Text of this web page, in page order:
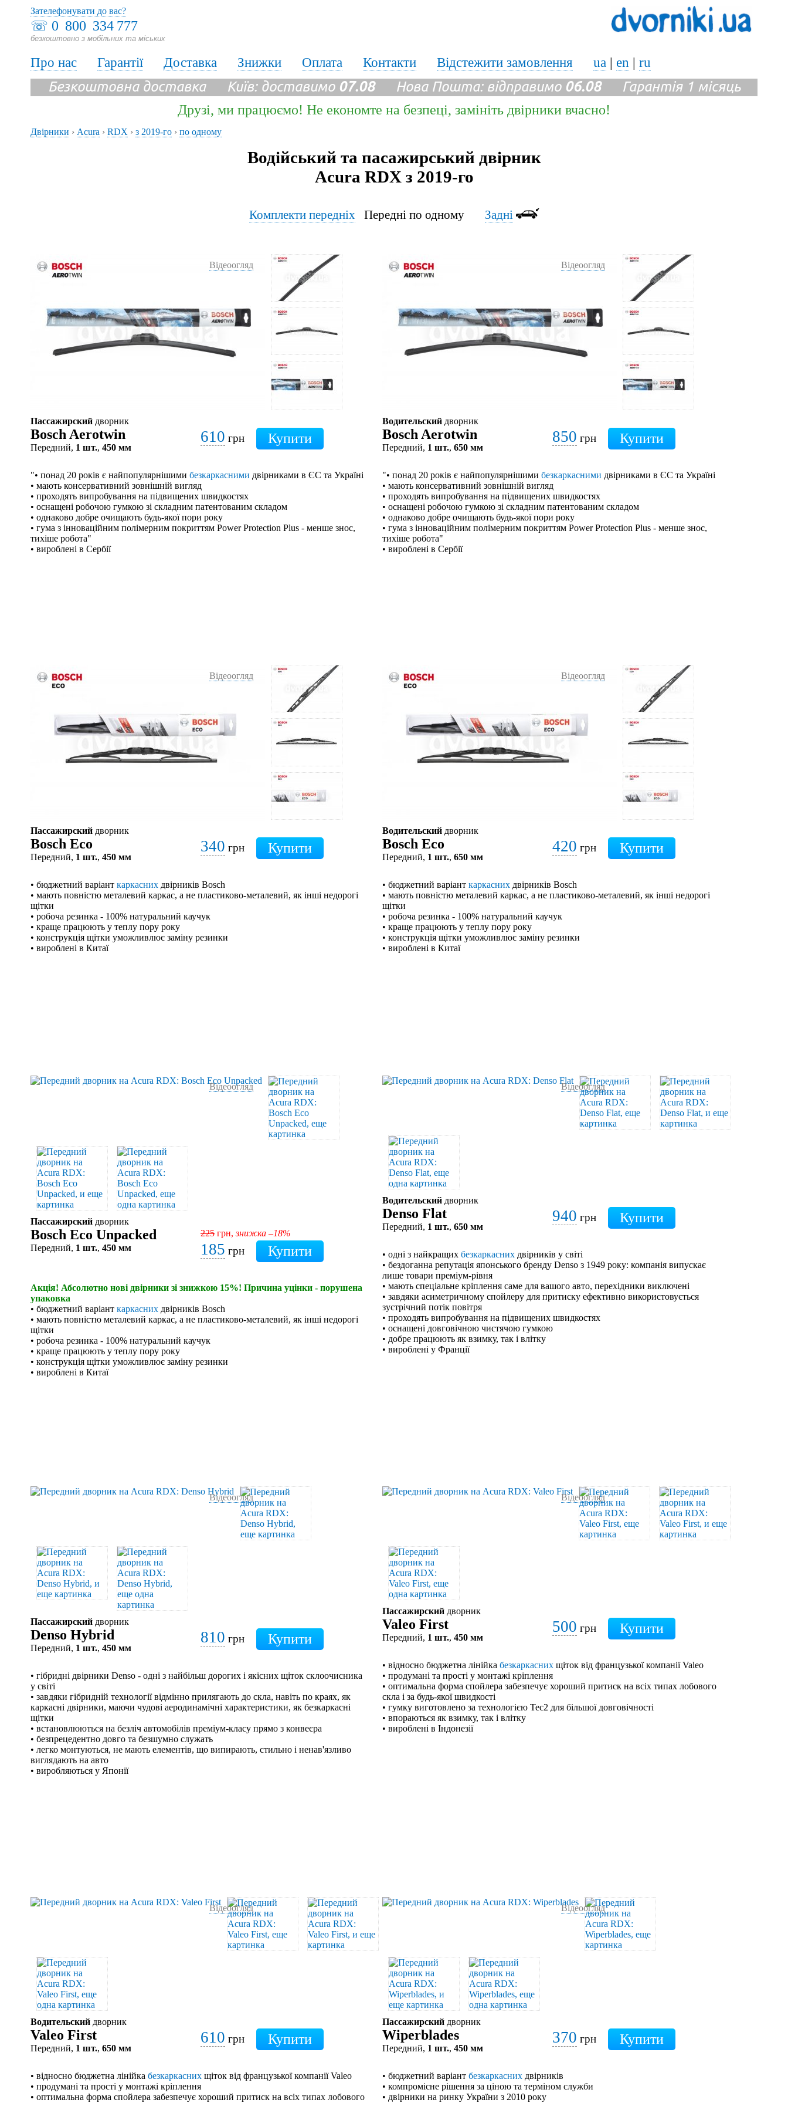
☏ 0 800 334 777
безкоштовно з мобільних та міських
Зателефонувати до вас?
Про нас Гарантії Доставка Знижки Оплата Контакти Відстежити замовлення ua | en | ru
Безкоштовна доставка Київ: доставимо 07.08Нова Пошта: відправимо 06.08Гарантія 1 місяць
Друзі, ми працюємо! Не економте на безпеці, замініть двірники вчасно!
Двірники › Acura › RDX › з 2019-го › по одному
Водійський та пасажирський двірник
Acura RDX з 2019-го
Комплекти передніхПередні по одному Задні
Відеоогляд
Пассажирский дворник
Bosch Aerotwin
Передний, 1 шт., 450 мм
610 грн
"• понад 20 років є найпопулярнішими безкаркасними двірниками в ЄС та Україні
• мають консервативний зовнішній вигляд
• проходять випробування на підвищених швидкостях
• оснащені робочою гумкою зі складним патентованим складом
• однаково добре очищають будь-якої пори року
• гума з інноваційним полімерним покриттям Power Protection Plus - менше знос,
тихіше робота"
• вироблені в Сербії
Відеоогляд
Водительский дворник
Bosch Aerotwin
Передний, 1 шт., 650 мм
850 грн
"• понад 20 років є найпопулярнішими безкаркасними двірниками в ЄС та Україні
• мають консервативний зовнішній вигляд
• проходять випробування на підвищених швидкостях
• оснащені робочою гумкою зі складним патентованим складом
• однаково добре очищають будь-якої пори року
• гума з інноваційним полімерним покриттям Power Protection Plus - менше знос,
тихіше робота"
• вироблені в Сербії
Відеоогляд
Пассажирский дворник
Bosch Eco
Передний, 1 шт., 450 мм
340 грн
• бюджетний варіант каркасних двірників Bosch
• мають повністю металевий каркас, а не пластиково-металевий, як інші недорогі
щітки
• робоча резинка - 100% натуральний каучук
• краще працюють у теплу пору року
• конструкція щітки уможливлює заміну резинки
• вироблені в Китаї
Відеоогляд
Водительский дворник
Bosch Eco
Передний, 1 шт., 650 мм
420 грн
• бюджетний варіант каркасних двірників Bosch
• мають повністю металевий каркас, а не пластиково-металевий, як інші недорогі
щітки
• робоча резинка - 100% натуральний каучук
• краще працюють у теплу пору року
• конструкція щітки уможливлює заміну резинки
• вироблені в Китаї
Відеоогляд
Пассажирский дворник
Bosch Eco Unpacked
Передний, 1 шт., 450 мм
225 грн,знижка –18%
185 грн
Акція! Абсолютно нові двірники зі знижкою 15%! Причина уцінки - порушена
упаковка
• бюджетний варіант каркасних двірників Bosch
• мають повністю металевий каркас, а не пластиково-металевий, як інші недорогі
щітки
• робоча резинка - 100% натуральний каучук
• краще працюють у теплу пору року
• конструкція щітки уможливлює заміну резинки
• вироблені в Китаї
Відеоогляд
Водительский дворник
Denso Flat
Передний, 1 шт., 650 мм
940 грн
• одні з найкращих безкаркасних двірників у світі
• бездоганна репутація японського бренду Denso з 1949 року: компанія випускає
лише товари преміум-рівня
• мають спеціальне кріплення саме для вашого авто, перехідники виключені
• завдяки асиметричному спойлеру для притиску ефективно використовується
зустрічний потік повітря
• проходять випробування на підвищених швидкостях
• оснащені довговічною чистячою гумкою
• добре працюють як взимку, так і влітку
• вироблені у Франції
Відеоогляд
Пассажирский дворник
Denso Hybrid
Передний, 1 шт., 450 мм
810 грн
• гібридні двірники Denso - одні з найбільш дорогих і якісних щіток склоочисника
у світі
• завдяки гібридній технології відмінно прилягають до скла, навіть по краях, як
каркасні двірники, маючи чудові аеродинамічні характеристики, як безкаркасні
щітки
• встановлюються на безліч автомобілів преміум-класу прямо з конвеєра
• безпрецедентно довго та безшумно служать
• легко монтуються, не мають елементів, що випирають, стильно і ненав'язливо
виглядають на авто
• виробляються у Японії
Відеоогляд
Пассажирский дворник
Valeo First
Передний, 1 шт., 450 мм
500 грн
• відносно бюджетна лінійка безкаркасних щіток від французької компанії Valeo
• продумані та прості у монтажі кріплення
• оптимальна форма спойлера забезпечує хороший притиск на всіх типах лобового
скла і за будь-якої швидкості
• гумку виготовлено за технологією Tec2 для більшої довговічності
• впораються як взимку, так і влітку
• вироблені в Індонезії
Відеоогляд
Водительский дворник
Valeo First
Передний, 1 шт., 650 мм
610 грн
• відносно бюджетна лінійка безкаркасних щіток від французької компанії Valeo
• продумані та прості у монтажі кріплення
• оптимальна форма спойлера забезпечує хороший притиск на всіх типах лобового
Відеоогляд
Пассажирский дворник
Wiperblades
Передний, 1 шт., 450 мм
370 грн
• бюджетний варіант безкаркасних двірників
• компромісне рішення за ціною та терміном служби
• двірники на ринку України з 2010 року